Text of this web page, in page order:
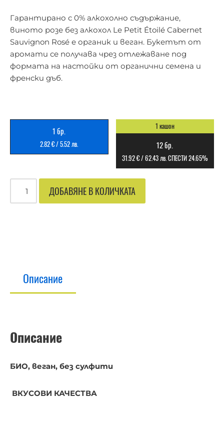
Гарантирано с 0% алкохолно съдържание,
виното розе без алкохол Le Petit Étoilé Cabernet
Sauvignon Rosé е органик и веган. Букетът от
аромати се получава чрез отлежаване под
формата на настойки от органични семена и
френски дъб.
1 бр.
2.82€/5.52лв.
1 кашон
12 бр.
31.92€/62.43лв.СПЕСТИ 24.65%
ДОБАВЯНЕ В КОЛИЧКАТА
Описание
Описание
БИО, веган, без сулфити
ВКУСОВИ КАЧЕСТВА